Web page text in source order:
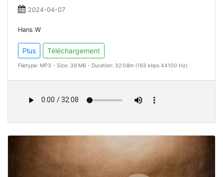
2024-04-07
Hans W
Plus Téléchargement
Filetype: MP3 - Size: 39 MB - Duration: 32:08m (163 kbps 44100 Hz)